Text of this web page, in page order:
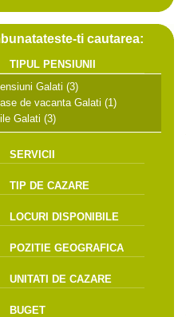
ti cautarea:
TIPUL PENSIUNII
Galati (3)
Case de vacanta Galati (1)
Vile Galati (3)
SERVICII
TIP DE CAZARE
LOCURI DISPONIBILE
POZITIE GEOGRAFICA
UNITATI DE CAZARE
BUGET